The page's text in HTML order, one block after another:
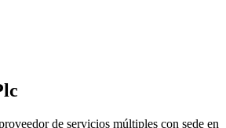
de servicios múltiples con sede en